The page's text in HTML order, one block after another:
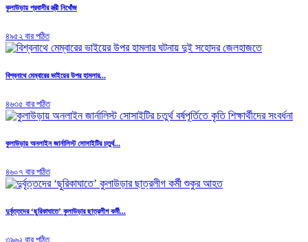
কুলাউড়ায় প্রবাসীর স্ত্রী নিখোঁজ
৪৯৫২ বার পঠিত
বিশ্বনাথে মেম্বারের ভাইয়ের উপর হামলার...
৪৬৩৫ বার পঠিত
কুলাউড়ায় অনলাইন জার্নালিস্ট সোসাইটির চতুর্থ...
৪৬০৭ বার পঠিত
দুর্বৃত্তদের ‘ছুরিকাঘাতে’ কুলাউড়ার ছাত্রলীগ কর্মী...
৩৯৬২ বার পঠিত